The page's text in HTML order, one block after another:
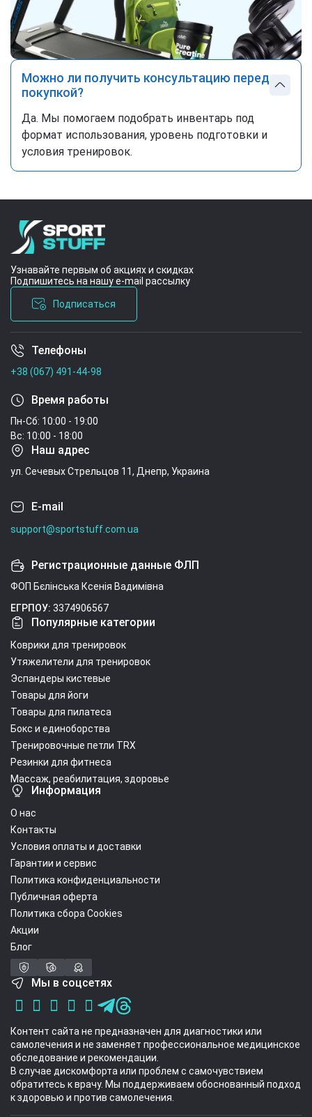
Можно ли получить консультацию перед
покупкой?
Да. Мы помогаем подобрать инвентарь под
формат использования, уровень подготовки и
условия тренировок.
Узнавайте первым об акциях и скидках
Подпишитесь на нашу e-mail рассылку
Подписаться
Условия соглашения
Телефоны
+38 (067) 491-44-98
Время работы
Пн-Сб: 10:00 - 19:00
Вс: 10:00 - 18:00
Наш адрес
ул. Сечевых Стрельцов 11, Днепр, Украина
E-mail
support@sportstuff.com.ua
Регистрационные данные ФЛП
ФОП Бєлінська Ксенія Вадимівна
ЕГРПОУ: 3374906567
Популярные категории
Коврики для тренировок
Утяжелители для тренировок
Эспандеры кистевые
Товары для йоги
Товары для пилатеса
Бокс и единоборства
Тренировочные петли TRX
Резинки для фитнеса
Массаж, реабилитация, здоровье
Информация
О нас
Контакты
Условия оплаты и доставки
Гарантии и сервис
Политика конфиденциальности
Публичная оферта
Политика сбора Cookies
Акции
Блог
Мы в соцсетях
Контент сайта не предназначен для диагностики или
самолечения и не заменяет профессиональное медицинское
обследование и рекомендации.
В случае дискомфорта или проблем с самочувствием
обратитесь к врачу. Мы поддерживаем обоснованный подход
к здоровью и против самолечения.